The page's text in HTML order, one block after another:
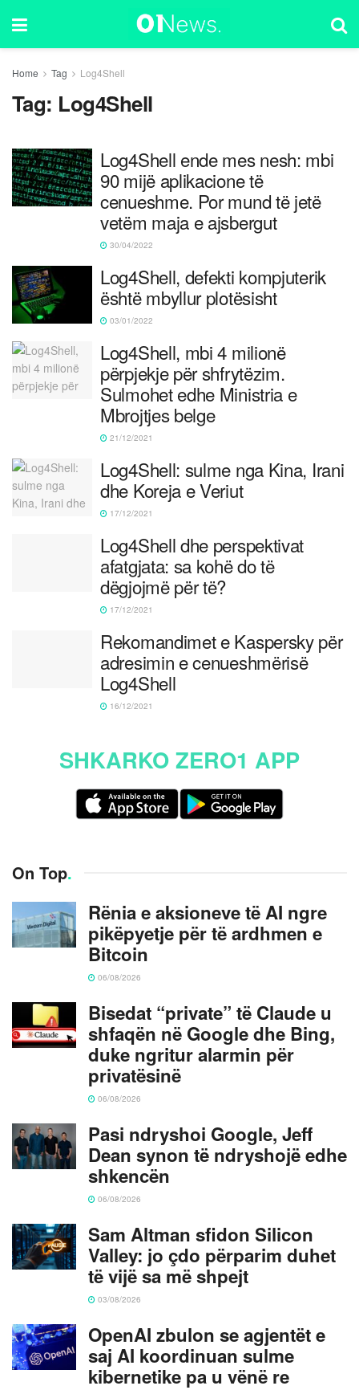
Home Tag Log4Shell
Tag: Log4Shell
Log4Shell ende mes nesh: mbi
90 mijë aplikacione të
cenueshme. Por mund të jetë
vetëm maja e ajsbergut
30/04/2022
Log4Shell, defekti kompjuterik
është mbyllur plotësisht
03/01/2022
Log4Shell, mbi 4 milionë
përpjekje për shfrytëzim.
Sulmohet edhe Ministria e
Mbrojtjes belge
21/12/2021
Log4Shell: sulme nga Kina, Irani
dhe Koreja e Veriut
17/12/2021
Log4Shell dhe perspektivat
afatgjata: sa kohë do të
dëgjojmë për të?
17/12/2021
Rekomandimet e Kaspersky për
adresimin e cenueshmërisë
Log4Shell
16/12/2021
SHKARKO ZERO1 APP
On Top.
Rënia e aksioneve të AI ngre
pikëpyetje për të ardhmen e
Bitcoin
06/08/2026
Bisedat “private” të Claude u
shfaqën në Google dhe Bing,
duke ngritur alarmin për
privatësinë
06/08/2026
Pasi ndryshoi Google, Jeff
Dean synon të ndryshojë edhe
shkencën
06/08/2026
Sam Altman sfidon Silicon
Valley: jo çdo përparim duhet
të vijë sa më shpejt
03/08/2026
OpenAI zbulon se agjentët e
saj AI koordinuan sulme
kibernetike pa u vënë re